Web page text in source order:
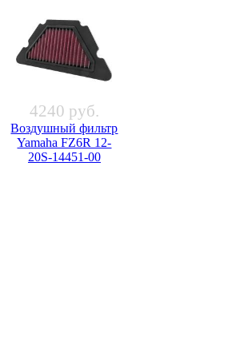
4240 руб.
Воздушный фильтр
Yamaha FZ6R 12-
20S-14451-00